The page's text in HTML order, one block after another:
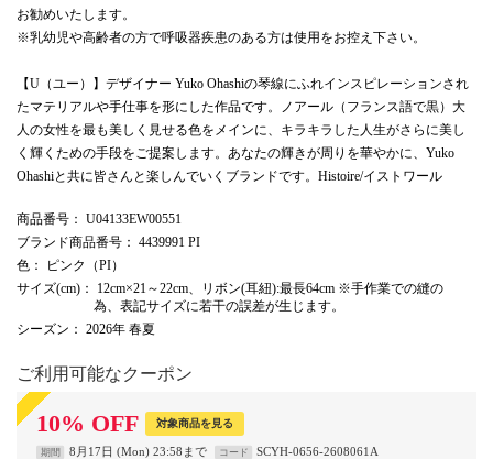
お勧めいたします。
※乳幼児や高齢者の方で呼吸器疾患のある方は使用をお控え下さい。
【U（ユー）】デザイナー Yuko Ohashiの琴線にふれインスピレーションされ
たマテリアルや手仕事を形にした作品です。ノアール（フランス語で黒）大
人の女性を最も美しく見せる色をメインに、キラキラした人生がさらに美し
く輝くための手段をご提案します。あなたの輝きが周りを華やかに、Yuko
Ohashiと共に皆さんと楽しんでいくブランドです。Histoire/イストワール
商品番号 ： U04133EW00551
ブランド商品番号 ： 4439991 PI
色 ： ピンク（PI）
サイズ(cm) ： 12cm×21～22cm、リボン(耳紐):最長64cm ※手作業での縫の
為、表記サイズに若干の誤差が生じます。
シーズン ： 2026年 春夏
ご利用可能なクーポン
10% OFF 対象商品を見る
期間 8月17日 (Mon) 23:58まで コード SCYH-0656-2608061A